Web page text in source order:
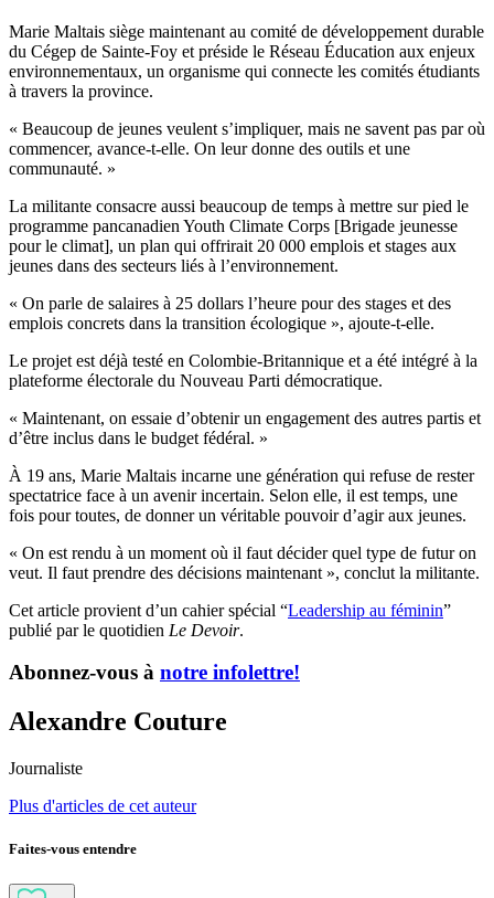
Marie Maltais siège maintenant au comité de développement durable
du Cégep de Sainte-Foy et préside le Réseau Éducation aux enjeux
environnementaux, un organisme qui connecte les comités étudiants
à travers la province.
« Beaucoup de jeunes veulent s’impliquer, mais ne savent pas par où
commencer, avance-t-elle. On leur donne des outils et une
communauté. »
La militante consacre aussi beaucoup de temps à mettre sur pied le
programme pancanadien Youth Climate Corps [Brigade jeunesse
pour le climat], un plan qui offrirait 20 000 emplois et stages aux
jeunes dans des secteurs liés à l’environnement.
« On parle de salaires à 25 dollars l’heure pour des stages et des
emplois concrets dans la transition écologique », ajoute-t-elle.
Le projet est déjà testé en Colombie-Britannique et a été intégré à la
plateforme électorale du Nouveau Parti démocratique.
« Maintenant, on essaie d’obtenir un engagement des autres partis et
d’être inclus dans le budget fédéral. »
À 19 ans, Marie Maltais incarne une génération qui refuse de rester
spectatrice face à un avenir incertain. Selon elle, il est temps, une
fois pour toutes, de donner un véritable pouvoir d’agir aux jeunes.
« On est rendu à un moment où il faut décider quel type de futur on
veut. Il faut prendre des décisions maintenant », conclut la militante.
Cet article provient d’un cahier spécial “Leadership au féminin”
publié par le quotidien Le Devoir.
Abonnez-vous à notre infolettre!
Alexandre Couture
Journaliste
Plus d'articles de cet auteur
Faites-vous entendre